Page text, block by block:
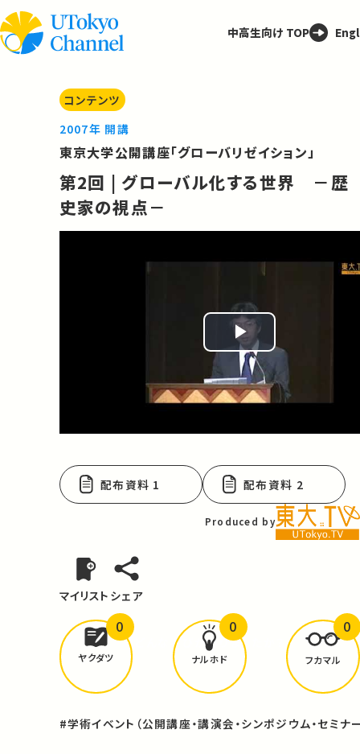
中高生向け TOP
コンテンツ
2007年 開講
東京大学公開講座「グローバリゼイション」
第2回 | グローバル化する世界 －歴
史家の視点－
Play
Video
配布資料 1 配布資料 2
Produced by
マイリスト シェア
どんな学びがありましたか？
ヤクダツ
0
ナルホド
0
フカマル
0
#学術イベント（公開講座・講演会・シンポジウム・セミナ